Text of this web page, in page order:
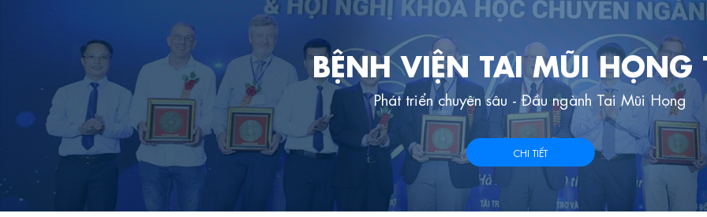
BỆNH VIỆN TAI MŨI HỌNG
Phát triển chuyên sâu - Đầu ngành Tai Mũi Họng
CHI TIẾT